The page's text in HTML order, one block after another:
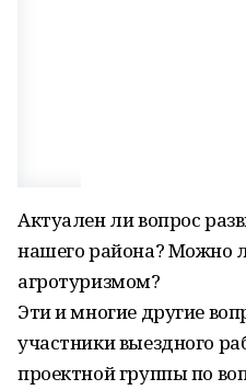
Актуален ли вопрос
нашего района? Можно
агротуризмом?
Эти и многие другие
участники выездного
проектной группы по